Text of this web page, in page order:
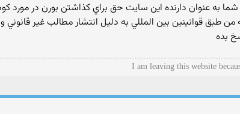
به عنوان دارنده اين سايت حق براي كذاشتن بورن در مورد
طبق قوانينين بين المللي به دليل انتشار مطالب غير قانوني
بده
I am leaving this website